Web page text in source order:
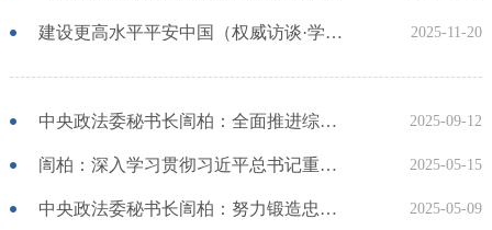
建设更高水平平安中国（权威访谈·学习贯彻党的二十届四中全会精神）——访中央政法委秘书长訚柏 2025-11-20
中央政法委秘书长訚柏：全面推进综治中心规范化建设 不断夯实更高水平平安中国建设根基 2025-09-12
訚柏：深入学习贯彻习近平总书记重要指示精神 努力把平安中国建设推向更高水平 2025-05-15
中央政法委秘书长訚柏：努力锻造忠诚干净担当的新时代政法铁军 2025-05-09